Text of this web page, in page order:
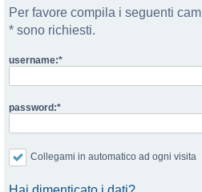
Per favore compila i seguenti
* sono richiesti.
username:
password:
Collegami in automatico ad ogni visita